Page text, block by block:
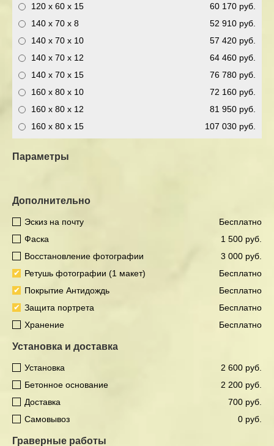
Граверные работы
Установка и доставка
2 600 руб.
Установка
2 200 руб.
Бетонное основание
700 руб.
Доставка
0 руб.
Самовывоз
Дополнительно
Бесплатно
Эскиз на почту
1 500 руб.
Фаска
3 000 руб.
Восстановление фотографии
Бесплатно
Ретушь фотографии (1 макет)
Бесплатно
Покрытие Антидождь
Бесплатно
Защита портрета
Бесплатно
Хранение
60 170 руб.
120 x 60 x 15
52 910 руб.
140 x 70 x 8
57 420 руб.
140 x 70 x 10
64 460 руб.
140 x 70 x 12
76 780 руб.
140 x 70 x 15
72 160 руб.
160 x 80 x 10
81 950 руб.
160 x 80 x 12
107 030 руб.
160 x 80 x 15
Параметры